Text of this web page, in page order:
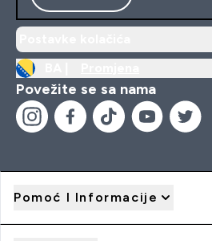
Povežite se sa nama
Pomoć I Informacije